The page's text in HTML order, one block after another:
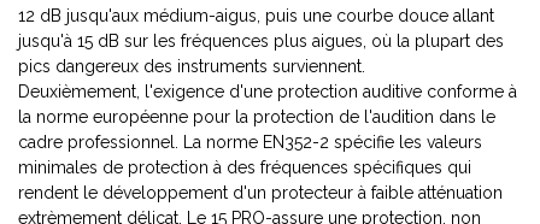
12 dB jusqu'aux médium-aigus, puis une courbe douce allant
jusqu'à 15 dB sur les fréquences plus aigues, où la plupart des
pics dangereux des instruments surviennent.
Deuxièmement, l'exigence d'une protection auditive conforme à
la norme européenne pour la protection de l'audition dans le
cadre professionnel. La norme EN352-2 spécifie les valeurs
minimales de protection à des fréquences spécifiques qui
rendent le développement d'un protecteur à faible atténuation
extrèmement délicat. Le 15 PRO-assure une protection, non